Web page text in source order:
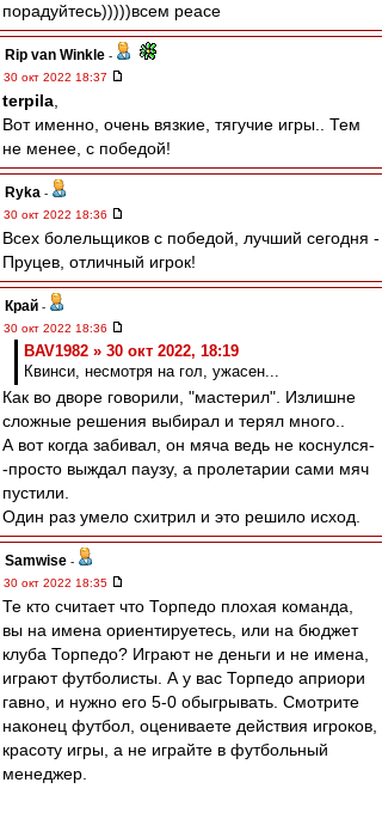
порадуйтесь)))))всем peace
Rip van Winkle -
30 окт 2022 18:37
terpila
Вот именно, очень вязкие, тягучие игры.. Тем
не менее, с победой!
Ryka -
30 окт 2022 18:36
Всех болельщиков с победой, лучший сегодня -
Пруцев, отличный игрок!
Край -
30 окт 2022 18:36
BAV1982 » 30 окт 2022, 18:19
Квинси, несмотря на гол, ужасен...
Как во дворе говорили, "мастерил". Излишне
сложные решения выбирал и терял много..
А вот когда забивал, он мяча ведь не коснулся-
-просто выждал паузу, а пролетарии сами мяч
пустили.
Один раз умело схитрил и это решило исход.
Samwise -
30 окт 2022 18:35
Те кто считает что Торпедо плохая команда,
вы на имена ориентируетесь, или на бюджет
клуба Торпедо? Играют не деньги и не имена,
играют футболисты. А у вас Торпедо априори
гавно, и нужно его 5-0 обыгрывать. Смотрите
наконец футбол, оцениваете действия игроков,
красоту игры, а не играйте в футбольный
менеджер.